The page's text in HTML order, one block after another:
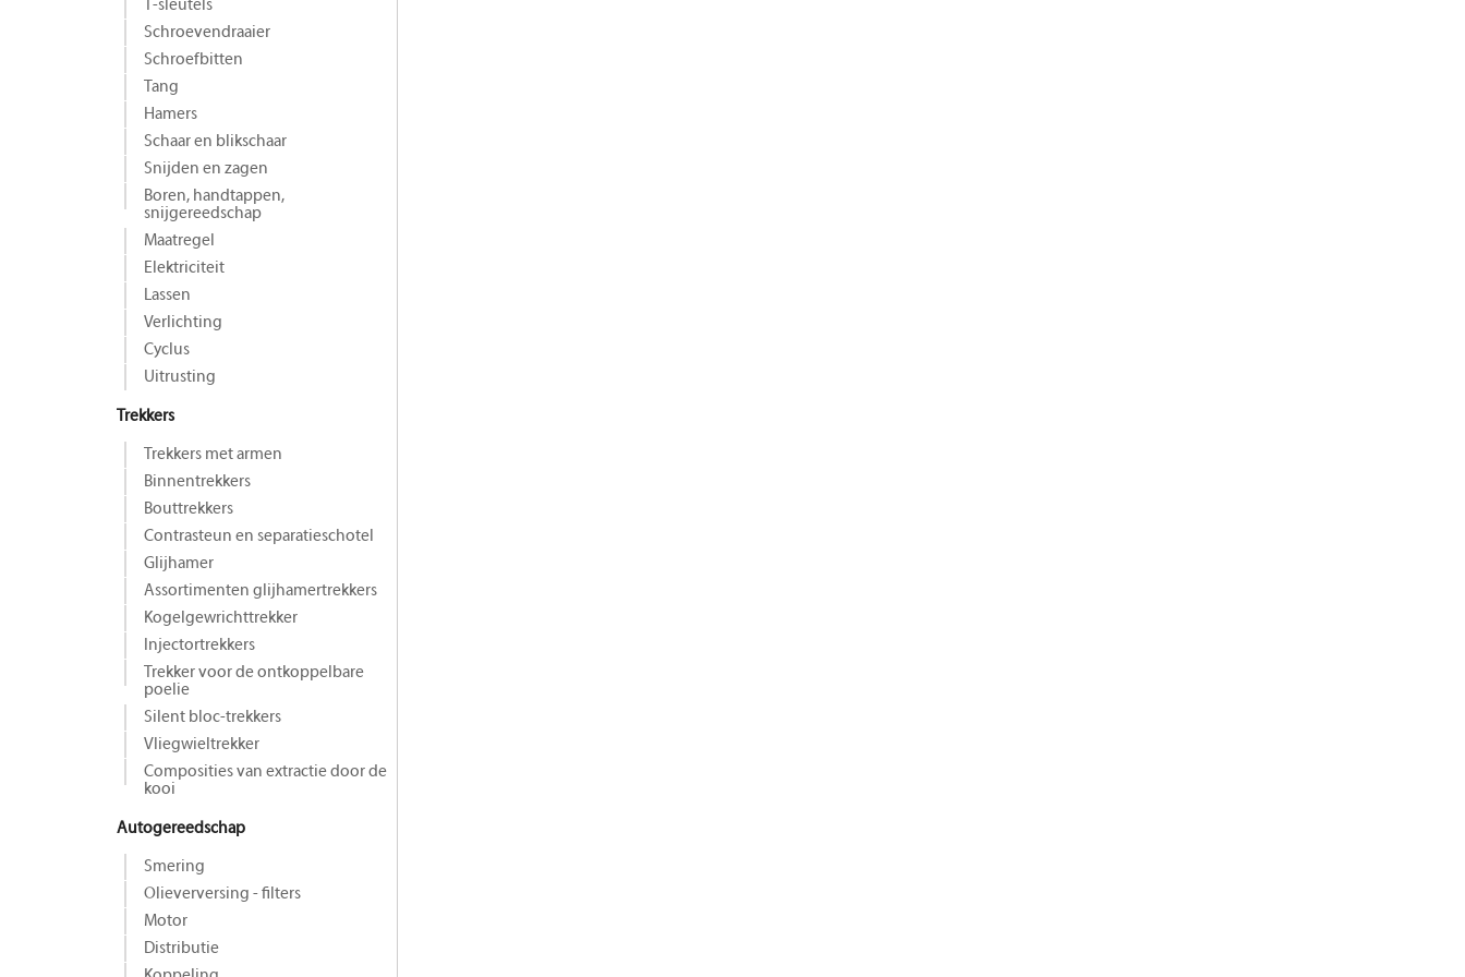
T-sleutels
Schroevendraaier
Schroefbitten
Tang
Hamers
Schaar en blikschaar
Snijden en zagen
Boren, handtappen,
snijgereedschap
Maat­regel
Elektriciteit
Lassen
Verlichting
Cyclus
Uitrusting
Trekkers
Trekkers met armen
Binnentrekkers
Bouttrekkers
Contrasteun en separatieschotel
Glijhamer
Assortimenten glijhamertrekkers
Kogelgewrichttrekker
Injectortrekkers
Trekker voor de ontkoppelbare
poelie
Silent bloc-trekkers
Vliegwieltrekker
Composities van extractie door de
kooi
Autogereedschap
Smering
Olieverversing - filters
Motor
Distributie